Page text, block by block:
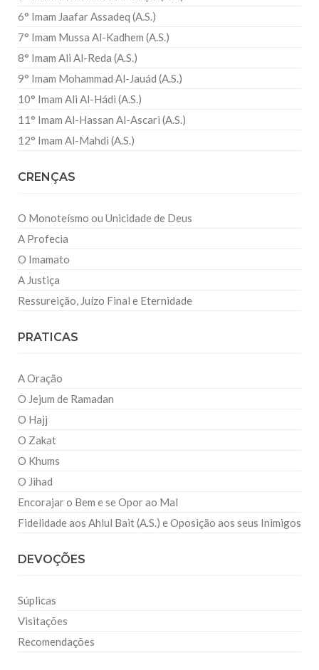
6° Imam Jaafar Assadeq (A.S.)
7° Imam Mussa Al-Kadhem (A.S.)
8° Imam Ali Al-Reda (A.S.)
9° Imam Mohammad Al-Jauád (A.S.)
10° Imam Ali Al-Hádi (A.S.)
11° Imam Al-Hassan Al-Ascari (A.S.)
12° Imam Al-Mahdi (A.S.)
CRENÇAS
O Monoteísmo ou Unicidade de Deus
A Profecia
O Imamato
A Justiça
Ressureição, Juízo Final e Eternidade
PRATICAS
A Oração
O Jejum de Ramadan
O Hajj
O Zakat
O Khums
O Jihad
Encorajar o Bem e se Opor ao Mal
Fidelidade aos Ahlul Bait (A.S.) e Oposição aos seus Inimigos
DEVOÇÕES
Súplicas
Visitações
Recomendações